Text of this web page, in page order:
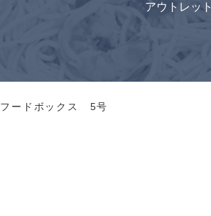
アウトレット
フードボックス 5号